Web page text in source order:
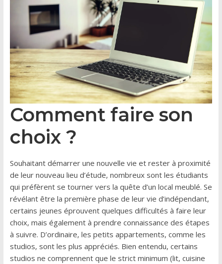
Comment faire son
choix ?
Souhaitant démarrer une nouvelle vie et rester à proximité
de leur nouveau lieu d’étude, nombreux sont les étudiants
qui préfèrent se tourner vers la quête d’un local meublé. Se
révélant être la première phase de leur vie d’indépendant,
certains jeunes éprouvent quelques difficultés à faire leur
choix, mais également à prendre connaissance des étapes
à suivre. D’ordinaire, les petits appartements, comme les
studios, sont les plus appréciés. Bien entendu, certains
studios ne comprennent que le strict minimum (lit, cuisine